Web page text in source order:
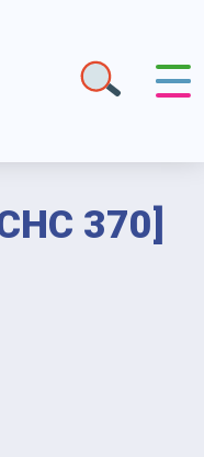
370]